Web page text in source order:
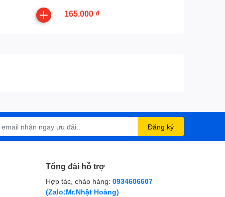
165.000 ₫
Đăng ký
Tổng đài hỗ trợ
Hợp tác, chào hàng: 0934606607
(Zalo:Mr.Nhật Hoàng)